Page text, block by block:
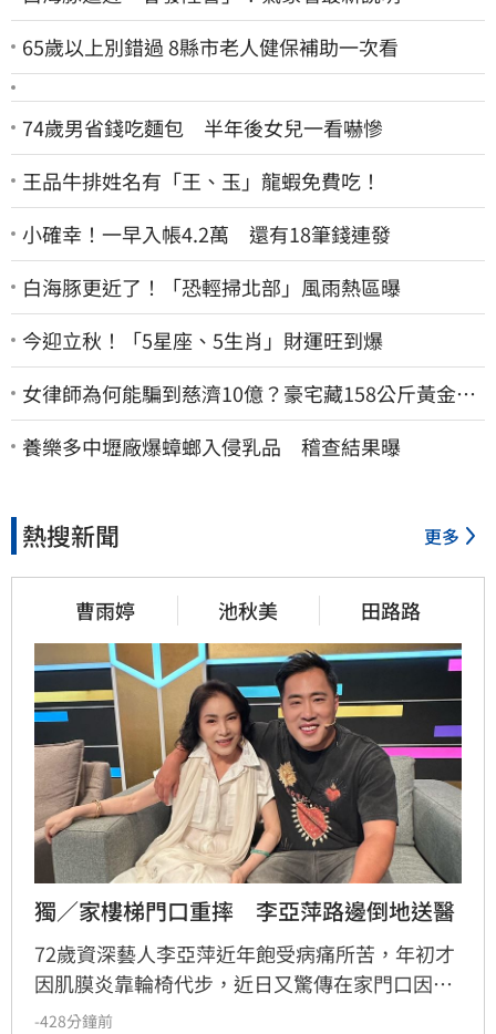
65歲以上別錯過 8縣市老人健保補助一次看
74歲男省錢吃麵包 半年後女兒一看嚇慘
王品牛排姓名有「王、玉」龍蝦免費吃！
小確幸！一早入帳4.2萬 還有18筆錢連發
白海豚更近了！「恐輕掃北部」風雨熱區曝
今迎立秋！「5星座、5生肖」財運旺到爆
女律師為何能騙到慈濟10億？豪宅藏158公斤黃金
李怡貞驚曝背後身分
養樂多中壢廠爆蟑螂入侵乳品 稽查結果曝
熱搜新聞 更多
曹雨婷 池秋美 田路路
獨／家樓梯門口重摔　李亞萍路邊倒地送醫
72歲資深藝人李亞萍近年飽受病痛所苦，年初才
因肌膜炎靠輪椅代步，近日又驚傳在家門口因踩
空石片慘摔，導致傷勢嚴重，仍敬業地靠打止痛
-428分鐘前